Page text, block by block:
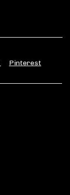
Pinterest